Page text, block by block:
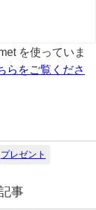
を使っていま
らをご覧くださ
プレゼント
事